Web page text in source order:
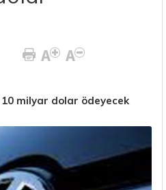
milyar dolar ödeyecek